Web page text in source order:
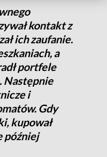
kontakt z
ich zaufanie.
a
portfele
Następnie
i
Gdy
kupował
później